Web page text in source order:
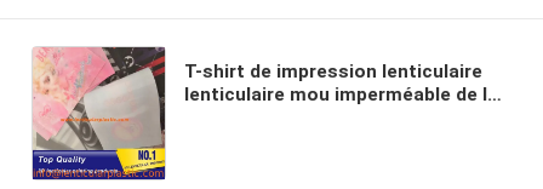
T-shirt de impression lenticulaire
lenticulaire mou imperméable de la